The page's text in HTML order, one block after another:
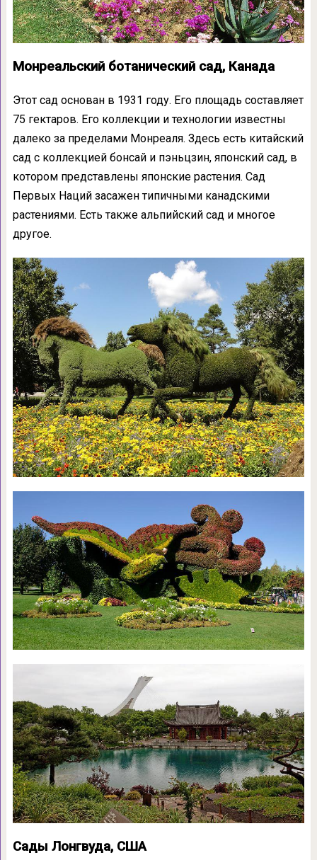
Монреальский ботанический сад, Канада
Этот сад основан в 1931 году. Его площадь составляет
75 гектаров. Его коллекции и технологии известны
далеко за пределами Монреаля. Здесь есть китайский
сад с коллекцией бонсай и пэньцзин, японский сад, в
котором представлены японские растения. Сад
Первых Наций засажен типичными канадскими
растениями. Есть также альпийский сад и многое
другое.
Сады Лонгвуда, США